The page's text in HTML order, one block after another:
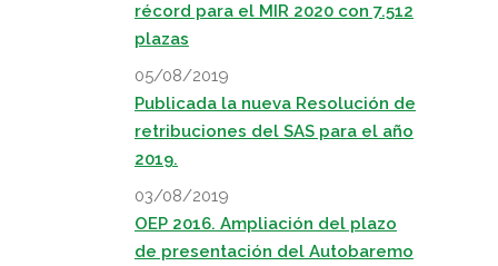
récord para el MIR 2020 con 7.512
plazas
05/08/2019
Publicada la nueva Resolución de
retribuciones del SAS para el año
2019.
03/08/2019
OEP 2016. Ampliación del plazo
de presentación del Autobaremo